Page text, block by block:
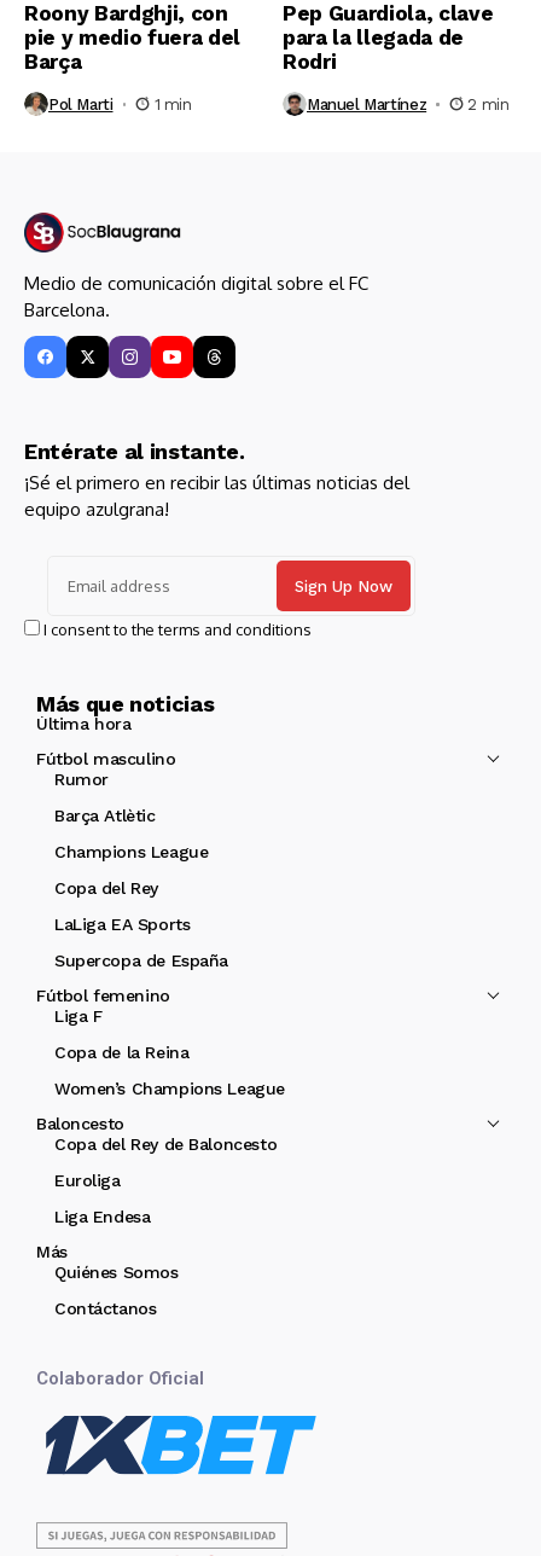
Roony Bardghji, con
pie y medio fuera del
Barça
Pol Marti 1 min
Pep Guardiola, clave
para la llegada de
Rodri
Manuel Martínez 2 min
Medio de comunicación digital sobre el FC
Barcelona.
Entérate al instante.
¡Sé el primero en recibir las últimas noticias del
equipo azulgrana!
I consent to the terms and conditions
Más que noticias
Última hora
Fútbol masculino
Rumor
Barça Atlètic
Champions League
Copa del Rey
LaLiga EA Sports
Supercopa de España
Fútbol femenino
Liga F
Copa de la Reina
Women’s Champions League
Baloncesto
Copa del Rey de Baloncesto
Euroliga
Liga Endesa
Más
Quiénes Somos
Contáctanos
Colaborador Oficial